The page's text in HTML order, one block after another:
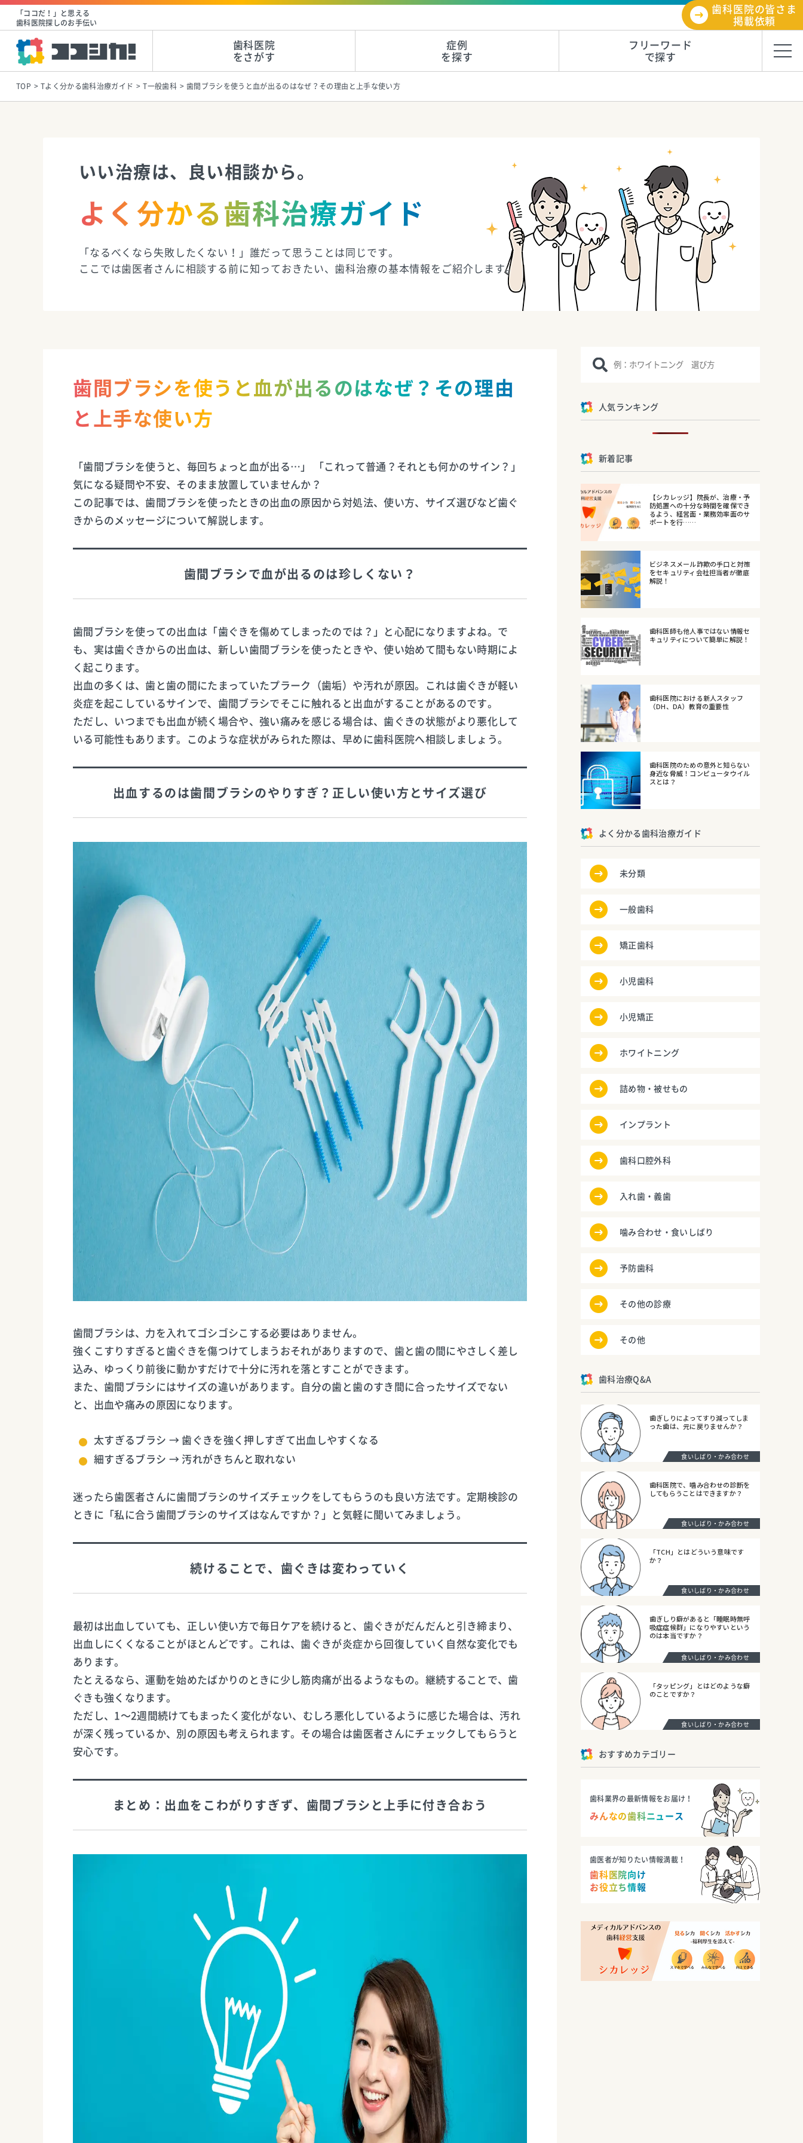
「ココだ！」と思える
歯科医院探しのお手伝い
歯科医院の皆さま
掲載依頼
歯科医院
をさがす
症例
を探す
フリーワード
で探す
TOP Tよく分かる歯科治療ガイド T一般歯科 歯間ブラシを使うと血が出るのはなぜ？その理由と上手な使い方
いい治療は、良い相談から。
よく分かる歯科治療ガイド
「なるべくなら失敗したくない！」誰だって思うことは同じです。
ここでは歯医者さんに相談する前に知っておきたい、歯科治療の基本情報をご紹介します。
歯間ブラシを使うと血が出るのはなぜ？その理由
と上手な使い方
「歯間ブラシを使うと、毎回ちょっと血が出る…」 「これって普通？それとも何かのサイン？」
気になる疑問や不安、そのまま放置していませんか？
この記事では、歯間ブラシを使ったときの出血の原因から対処法、使い方、サイズ選びなど歯ぐ
きからのメッセージについて解説します。
歯間ブラシで血が出るのは珍しくない？
歯間ブラシを使っての出血は「歯ぐきを傷めてしまったのでは？」と心配になりますよね。で
も、実は歯ぐきからの出血は、新しい歯間ブラシを使ったときや、使い始めて間もない時期によ
く起こります。
出血の多くは、歯と歯の間にたまっていたプラーク（歯垢）や汚れが原因。これは歯ぐきが軽い
炎症を起こしているサインで、歯間ブラシでそこに触れると出血がすることがあるのです。
ただし、いつまでも出血が続く場合や、強い痛みを感じる場合は、歯ぐきの状態がより悪化して
いる可能性もあります。このような症状がみられた際は、早めに歯科医院へ相談しましょう。
出血するのは歯間ブラシのやりすぎ？正しい使い方とサイズ選び
歯間ブラシは、力を入れてゴシゴシこする必要はありません。
強くこすりすぎると歯ぐきを傷つけてしまうおそれがありますので、歯と歯の間にやさしく差し
込み、ゆっくり前後に動かすだけで十分に汚れを落とすことができます。
また、歯間ブラシにはサイズの違いがあります。自分の歯と歯のすき間に合ったサイズでない
と、出血や痛みの原因になります。
太すぎるブラシ → 歯ぐきを強く押しすぎて出血しやすくなる
細すぎるブラシ → 汚れがきちんと取れない
迷ったら歯医者さんに歯間ブラシのサイズチェックをしてもらうのも良い方法です。定期検診の
ときに「私に合う歯間ブラシのサイズはなんですか？」と気軽に聞いてみましょう。
続けることで、歯ぐきは変わっていく
最初は出血していても、正しい使い方で毎日ケアを続けると、歯ぐきがだんだんと引き締まり、
出血しにくくなることがほとんどです。これは、歯ぐきが炎症から回復していく自然な変化でも
あります。
たとえるなら、運動を始めたばかりのときに少し筋肉痛が出るようなもの。継続することで、歯
ぐきも強くなります。
ただし、1〜2週間続けてもまったく変化がない、むしろ悪化しているように感じた場合は、汚れ
が深く残っているか、別の原因も考えられます。その場合は歯医者さんにチェックしてもらうと
安心です。
まとめ：出血をこわがりすぎず、歯間ブラシと上手に付き合おう
人気ランキング
新着記事
【シカレッジ】院長が、治療・予
防処置への十分な時間を確保でき
るよう、経営面・業務効率面のサ
ポートを行……
ビジネスメール詐欺の手口と対策
をセキュリティ会社担当者が徹底
解説！
歯科医師も他人事ではない情報セ
キュリティについて簡単に解説！
歯科医院における新人スタッフ
（DH、DA）教育の重要性
歯科医院のための意外と知らない
身近な脅威！コンピュータウイル
スとは？
よく分かる歯科治療ガイド
未分類
一般歯科
矯正歯科
小児歯科
小児矯正
ホワイトニング
詰め物・被せもの
インプラント
歯科口腔外科
入れ歯・義歯
噛み合わせ・食いしばり
予防歯科
その他の診療
その他
歯科治療Q&A
歯ぎしりによってすり減ってしま
った歯は、元に戻りませんか？
食いしばり・かみ合わせ
歯科医院で、噛み合わせの診断を
してもらうことはできますか？
食いしばり・かみ合わせ
「TCH」とはどういう意味です
か？
食いしばり・かみ合わせ
歯ぎしり癖があると「睡眠時無呼
吸症症候群」になりやすいという
のは本当ですか？
食いしばり・かみ合わせ
「タッピング」とはどのような癖
のことですか？
食いしばり・かみ合わせ
おすすめカテゴリー
歯科業界の最新情報をお届け！
みんなの歯科ニュース
歯医者が知りたい情報満載！
歯科医院向け
お役立ち情報